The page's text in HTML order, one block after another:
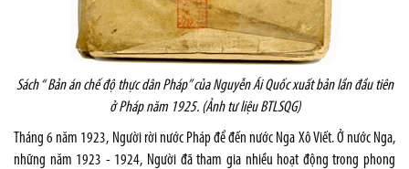
Sách “ Bản án chế độ thực dân Pháp” của Nguyễn Ái Quốc xuất bản lần đầu tiên
ở Pháp năm 1925. (Ảnh tư liệu BTLSQG)
Tháng 6 năm 1923, Người rời nước Pháp để đến nước Nga Xô Viết. Ở nước Nga,
những năm 1923 - 1924, Người đã tham gia nhiều hoạt động trong phong